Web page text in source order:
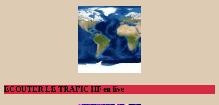
ECOUTER LE TRAFIC HF en live